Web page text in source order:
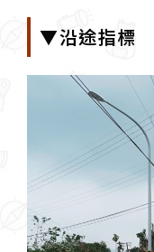
▼沿途指標